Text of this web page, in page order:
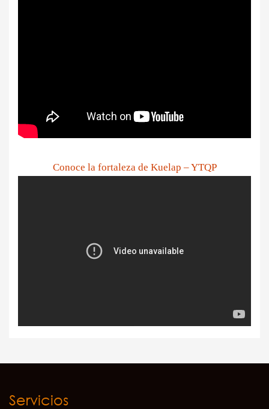
Conoce la fortaleza de Kuelap – YTQP
Servicios